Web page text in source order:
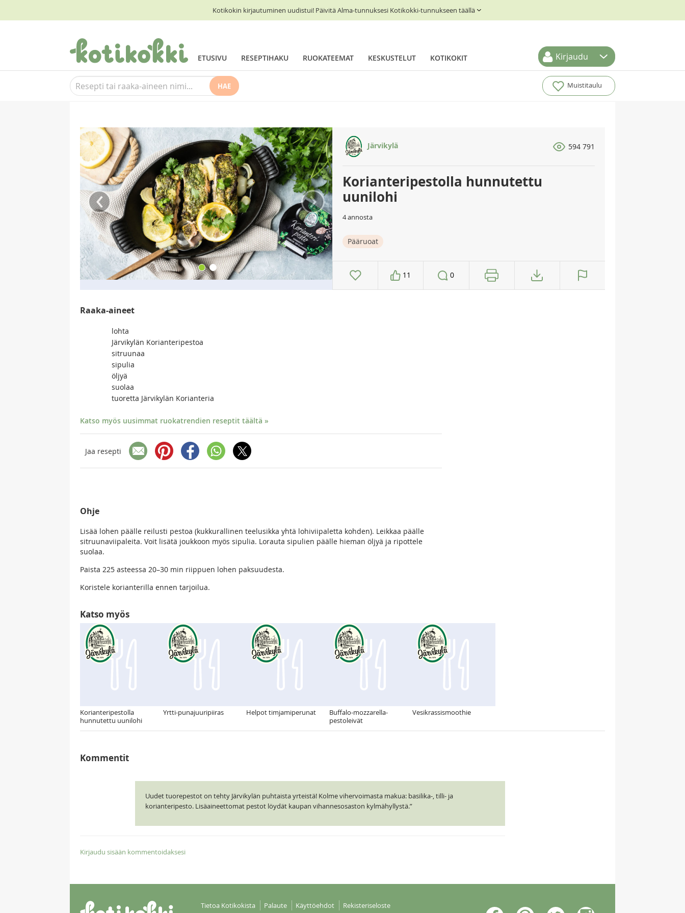
Kotikokin kirjautuminen uudistui! Päivitä Alma-tunnuksesi Kotikokki-tunnukseen täällä
ETUSIVU RESEPTIHAKU RUOKATEEMAT KESKUSTELUT KOTIKOKIT Kirjaudu
HAE Muistitaulu
‹ ›
Järvikylä 594 791
Korianteripestolla hunnutettu
uunilohi
4 annosta
Pääruoat
11 0
Raaka-aineet
lohta
Järvikylän Korianteripestoa
sitruunaa
sipulia
öljyä
suolaa
tuoretta Järvikylän Korianteria
Katso myös uusimmat ruokatrendien reseptit täältä »
Jaa resepti
Ohje
Lisää lohen päälle reilusti pestoa (kukkurallinen teelusikka yhtä lohiviipaletta kohden). Leikkaa päälle
sitruunaviipaleita. Voit lisätä joukkoon myös sipulia. Lorauta sipulien päälle hieman öljyä ja ripottele
suolaa.
Paista 225 asteessa 20–30 min riippuen lohen paksuudesta.
Koristele korianterilla ennen tarjoilua.
Katso myös
Korianteripestolla
hunnutettu uunilohi
Yrtti-punajuuripiiras Helpot timjamiperunat
Buffalo-mozzarella-
pestoleivät
Vesikrassismoothie
Kommentit
Uudet tuorepestot on tehty Järvikylän puhtaista yrteistä! Kolme vihervoimasta makua: basilika-, tilli- ja
korianteripesto. Lisäaineettomat pestot löydät kaupan vihannesosaston kylmähyllystä.”
Kirjaudu sisään kommentoidaksesi
Tietoa Kotikokista Palaute Käyttöehdot Rekisteriseloste